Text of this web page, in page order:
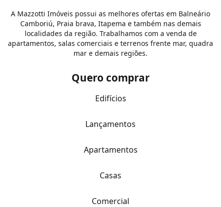
A Mazzotti Imóveis possui as melhores ofertas em Balneário
Camboriú, Praia brava, Itapema e também nas demais
localidades da região. Trabalhamos com a venda de
apartamentos, salas comerciais e terrenos frente mar, quadra
mar e demais regiões.
Quero comprar
Edifícios
Lançamentos
Apartamentos
Casas
Comercial